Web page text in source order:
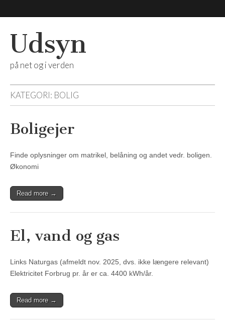
Udsyn
på net og i verden
KATEGORI: BOLIG
Boligejer
Finde oplysninger om matrikel, belåning og andet vedr. boligen.
Økonomi
Read more →
El, vand og gas
Links Naturgas (afmeldt nov. 2025, dvs. ikke længere relevant)
Elektricitet Forbrug pr. år er ca. 4400 kWh/år.
Read more →